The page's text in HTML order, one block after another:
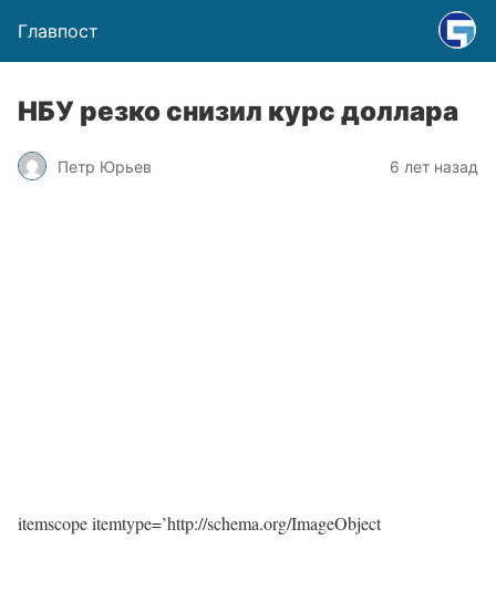
Главпост
НБУ резко снизил курс доллара
Петр Юрьев 6 лет назад
itemscope itemtype=’http://schema.org/ImageObject